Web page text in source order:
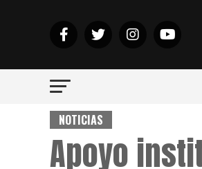
NOTICIAS
Apoyo